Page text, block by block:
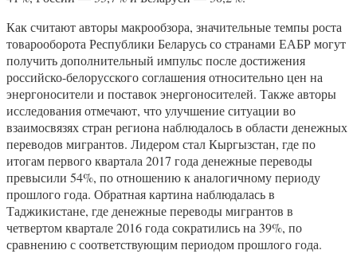
Как считают авторы макрообзора, значительные темпы роста
товарооборота Республики Беларусь со странами ЕАБР могут
получить дополнительный импульс после достижения
российско-белорусского соглашения относительно цен на
энергоносители и поставок энергоносителей. Также авторы
исследования отмечают, что улучшение ситуации во
взаимосвязях стран региона наблюдалось в области денежных
переводов мигрантов. Лидером стал Кыргызстан, где по
итогам первого квартала 2017 года денежные переводы
превысили 54%, по отношению к аналогичному периоду
прошлого года. Обратная картина наблюдалась в
Таджикистане, где денежные переводы мигрантов в
четвертом квартале 2016 года сократились на 39%, по
сравнению с соответствующим периодом прошлого года.